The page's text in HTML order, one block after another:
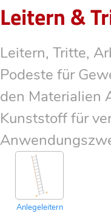
Leitern &
Leitern, Tritte,
Podeste für
den Materialien
Kunststoff für
Anlegeleitern